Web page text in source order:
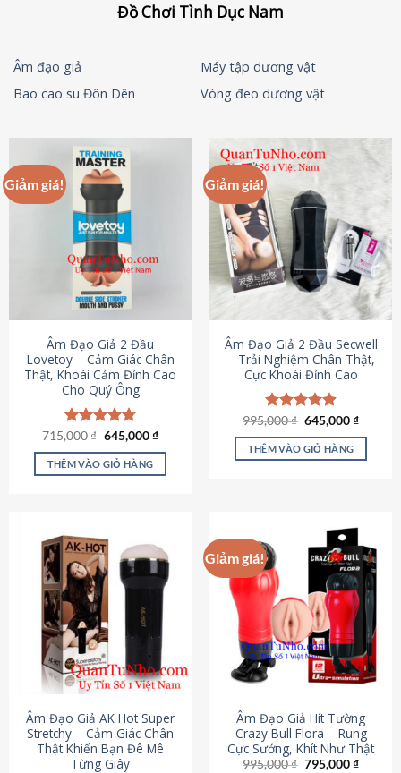
Đồ Chơi Tình Dục Nam
Âm đạo giả
Máy tập dương vật
Bao cao su Đôn Dên
Vòng đeo dương vật
Giảm giá!
Âm Đạo Giả 2 Đầu
Lovetoy – Cảm Giác Chân
Thật, Khoái Cảm Đỉnh Cao
Cho Quý Ông
Được xếp
hạng4.79
5 sao
715,000₫ Giá
là:
715,000 ₫.
645,000₫Giá
tại
THÊM VÀO GIỎ HÀNG
Giảm giá!
Âm Đạo Giả 2 Đầu Secwell
– Trải Nghiệm Chân Thật,
Cực Khoái Đỉnh Cao
Được xếp
hạng4.88
5 sao
995,000₫ Giá
là:
995,000 ₫.
645,000₫Giá
tại
THÊM VÀO GIỎ HÀNG
Âm Đạo Giả AK Hot Super
Stretchy – Cảm Giác Chân
Thật Khiến Bạn Đê Mê
Từng Giây
Giảm giá!
Âm Đạo Giả Hít Tường
Crazy Bull Flora – Rung
Cực Sướng, Khít Như Thật
995,000₫ Giá
795,000₫Giá